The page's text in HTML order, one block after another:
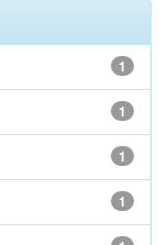
1
1
1
1